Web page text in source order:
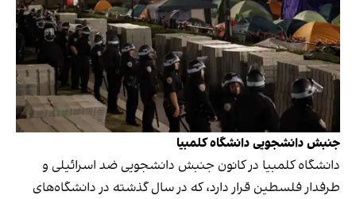
جنبش دانشجویی دانشگاه کلمبیا
دانشگاه کلمبیا در کانون جنبش دانشجویی ضد اسرائیلی و
طرفدار فلسطین قرار دارد، که در سال گذشته در دانشگاه‌های